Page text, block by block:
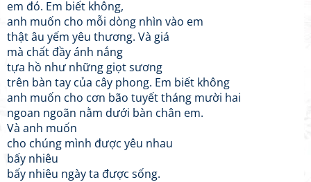
em đó. Em biết không,
anh muốn cho mỗi dòng nhìn vào em
thật âu yếm yêu thương. Và giá
mà chất đầy ánh nắng
tựa hồ như những giọt sương
trên bàn tay của cây phong. Em biết không
anh muốn cho cơn bão tuyết tháng mười hai
ngoan ngoãn nằm dưới bàn chân em.
Và anh muốn
cho chúng mình được yêu nhau
bấy nhiêu
bấy nhiêu ngày ta được sống.